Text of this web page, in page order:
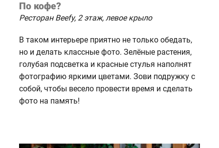
По кофе?
Ресторан Beefy, 2 этаж, левое крыло
В таком интерьере приятно не только обедать,
но и делать классные фото. Зелёные растения,
голубая подсветка и красные стулья наполнят
фотографию яркими цветами. Зови подружку с
собой, чтобы весело провести время и сделать
фото на память!